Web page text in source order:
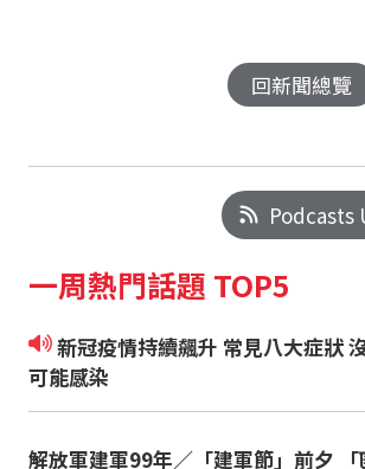
回新聞總覽
Podcasts
一周熱門話題 TOP5
新冠疫情持續飆升 常見八大症狀 沒發燒也
可能感染
解放軍建軍99年／「建軍節」前夕